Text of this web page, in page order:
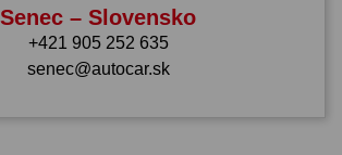
Senec – Slovensko
+421 905 252 635
senec@autocar.sk